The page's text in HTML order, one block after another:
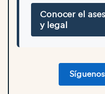
Conocer el
y legal